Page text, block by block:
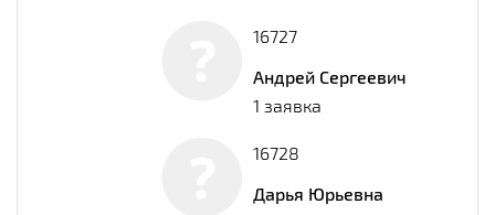
16727
Андрей Сергеевич
1 заявка
16728
Дарья Юрьевна